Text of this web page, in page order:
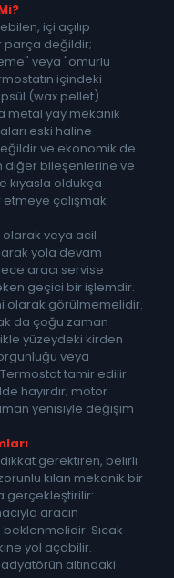
içi açılıp
parça değildir;
veya "ömürlü
içindeki
(wax pellet)
metal yay mekanik
eski haline
ve ekonomik de
diğer bileşenlerine ve
kıyasla oldukça
çalışmak
veya acil
yola devam
aracı servise
geçici bir işlemdir.
olarak görülmemelidir.
da çoğu zaman
yüzeydeki kirden
veya
tamir edilir
hayırdır; motor
yenisiyle değişim
gerektiren, belirli
kılan mekanik bir
gerçekleştirilir:
aracın
Sıcak
yol açabilir.
altındaki